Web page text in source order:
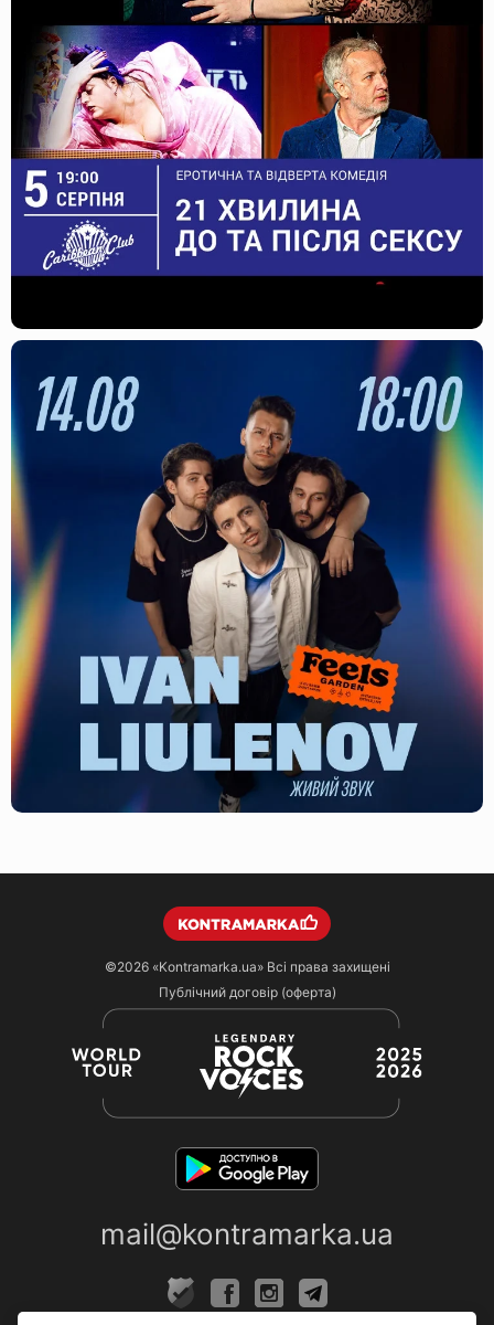
©2026 «Kontramarka.ua»Всі права захищені
Публічний договір (оферта)
mail@kontramarka.ua